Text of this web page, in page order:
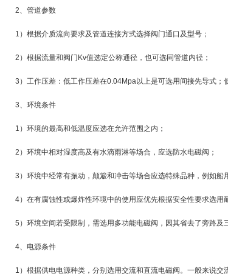
2、管道参数
1）根据介质流向要求及管道连接方式选择阀门通口及型号；
2）根据流量和阀门Kv值选定公称通径，也可选同管道内径；
3）工作压差：低工作压差在0.04Mpa以上是可选用间接先导式；
3、环境条件
1）环境的最高和低温度应选在允许范围之内；
2）环境中相对湿度高及有水滴雨淋等场合，应选防水电磁阀；
3）环境中经常有振动，颠簸和冲击等场合应选特殊品种，例如船
4）在有腐蚀性或爆炸性环境中的使用应优先根据安全性要求选用
5）环境空间若受限制，需选用多功能电磁阀，因其省去了旁路及
4、电源条件
1）根据供电电源种类，分别选用交流和直流电磁阀。一般来说交